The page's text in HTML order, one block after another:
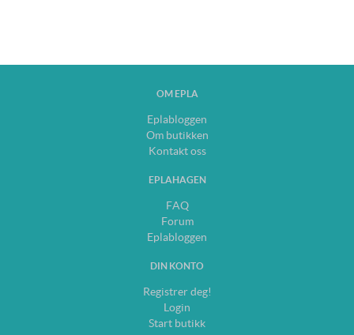
OM EPLA
Eplabloggen
Om butikken
Kontakt oss
EPLAHAGEN
FAQ
Forum
Eplabloggen
DIN KONTO
Registrer deg!
Login
Start butikk